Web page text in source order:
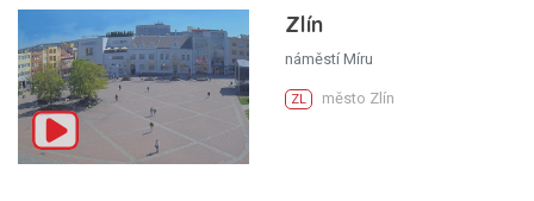
Zlín
náměstí Míru
ZL město Zlín